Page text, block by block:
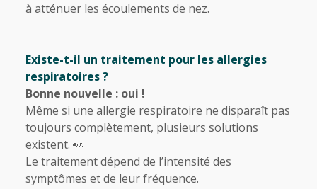
à atténuer les écoulements de nez.
Existe-t-il un traitement pour les allergies
respiratoires ?
Bonne nouvelle : oui !
Même si une allergie respiratoire ne disparaît pas
toujours complètement, plusieurs solutions
existent. 👀
Le traitement dépend de l’intensité des
symptômes et de leur fréquence.